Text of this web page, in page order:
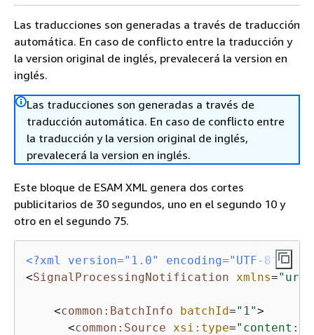
Las traducciones son generadas a través de traducción
automática. En caso de conflicto entre la traducción y
la version original de inglés, prevalecerá la version en
inglés.
Las traducciones son generadas a través de
traducción automática. En caso de conflicto entre
la traducción y la version original de inglés,
prevalecerá la version en inglés.
Este bloque de ESAM XML genera dos cortes
publicitarios de 30 segundos, uno en el segundo 10 y
otro en el segundo 75.
<?xml version="1.0" encoding="UTF-8"?>
<SignalProcessingNotification xmlns=
<common:BatchInfo batchId="1">
<common:Source xsi:type=